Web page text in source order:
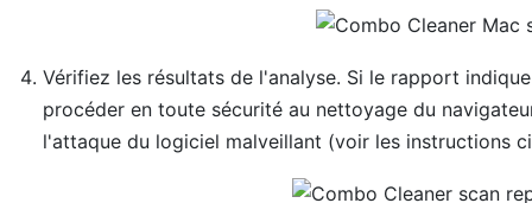
Vérifiez les résultats de l'analyse. Si le rapport
procéder en toute sécurité au nettoyage du
l'attaque du logiciel malveillant (voir les instructions